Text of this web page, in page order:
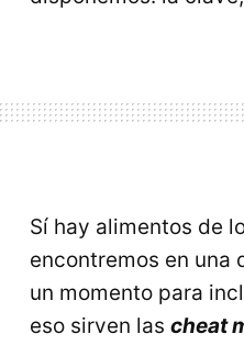
Sí hay alimentos de
encontremos en una
un momento para
eso sirven las cheat